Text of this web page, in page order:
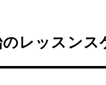
レッスンス